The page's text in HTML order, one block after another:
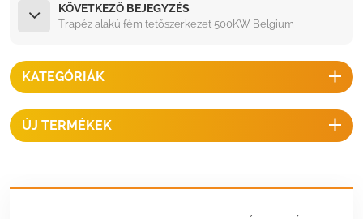
KÖVETKEZŐ BEJEGYZÉS
Trapéz alakú fém tetőszerkezet 500KW Belgium
KATEGÓRIÁK
ÚJ TERMÉKEK